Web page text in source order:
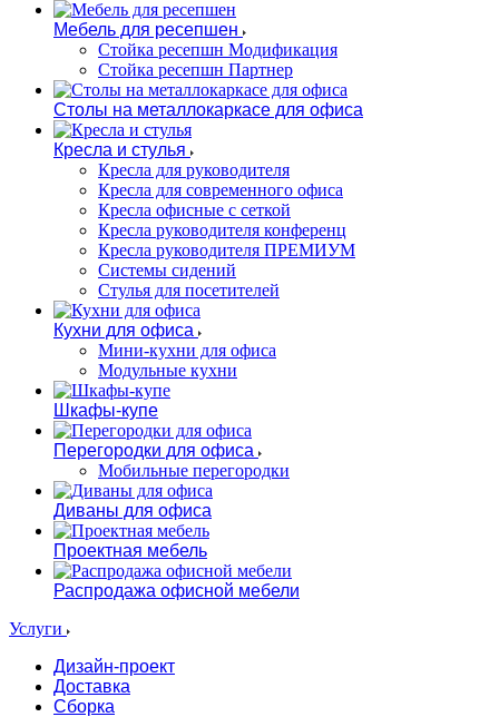
Мебель для ресепшен
Стойка ресепшн Модификация
Стойка ресепшн Партнер
Столы на металлокаркасе для офиса
Кресла и стулья
Кресла для руководителя
Кресла для современного офиса
Кресла офисные с сеткой
Кресла руководителя конференц
Кресла руководителя ПРЕМИУМ
Системы сидений
Стулья для посетителей
Кухни для офиса
Мини-кухни для офиса
Модульные кухни
Шкафы-купе
Перегородки для офиса
Мобильные перегородки
Диваны для офиса
Проектная мебель
Распродажа офисной мебели
Услуги
Дизайн-проект
Доставка
Сборка